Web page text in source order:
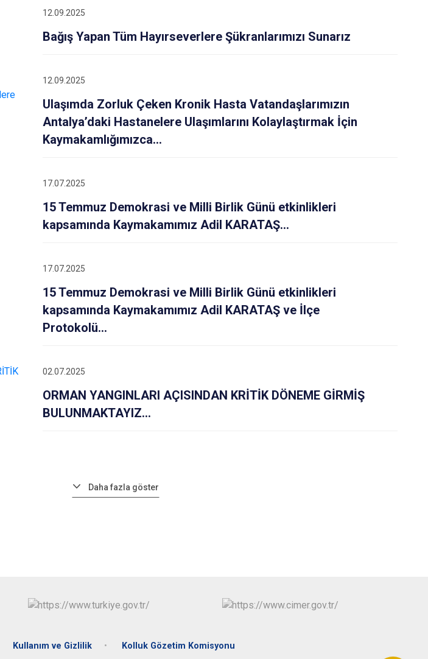
12.09.2025
Bağış Yapan Tüm Hayırseverlere Şükranlarımızı Sunarız
12.09.2025
Ulaşımda Zorluk Çeken Kronik Hasta Vatandaşlarımızın
Antalya’daki Hastanelere Ulaşımlarını Kolaylaştırmak İçin
Kaymakamlığımızca...
17.07.2025
15 Temmuz Demokrasi ve Milli Birlik Günü etkinlikleri
kapsamında Kaymakamımız Adil KARATAŞ...
17.07.2025
15 Temmuz Demokrasi ve Milli Birlik Günü etkinlikleri
kapsamında Kaymakamımız Adil KARATAŞ ve İlçe
Protokolü...
02.07.2025
ORMAN YANGINLARI AÇISINDAN KRİTİK DÖNEME GİRMİŞ
BULUNMAKTAYIZ...
Daha fazla göster
Kullanım ve Gizlilik Kolluk Gözetim Komisyonu